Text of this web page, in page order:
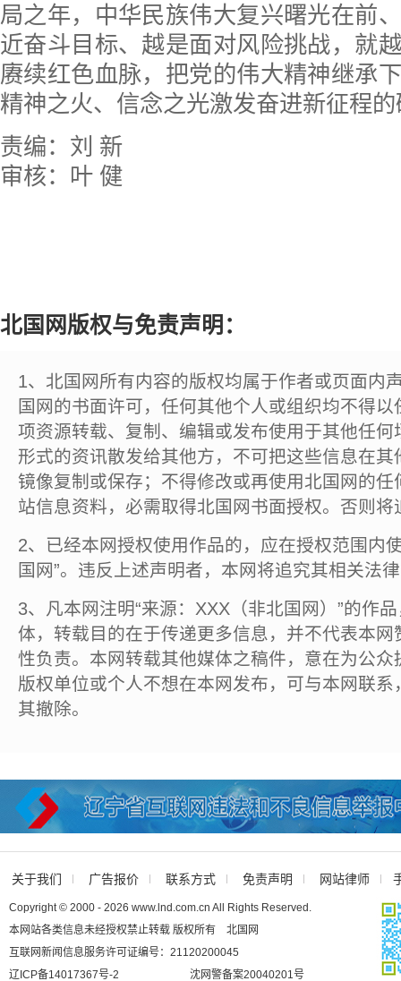
局之年，中华民族伟大复兴曙光在前
近奋斗目标、越是面对风险挑战，就
赓续红色血脉，把党的伟大精神继承
精神之火、信念之光激发奋进新征程
责编：刘 新
审核：叶 健
北国网版权与免责声明：
1、北国网所有内容的版权均属于作者或页面内
国网的书面许可，任何其他个人或组织均不得
项资源转载、复制、编辑或发布使用于其他任
形式的资讯散发给其他方，不可把这些信息在
镜像复制或保存；不得修改或再使用北国网的
站信息资料，必需取得北国网书面授权。否则将
2、已经本网授权使用作品的，应在授权范围内
国网”。违反上述声明者，本网将追究其相关法
3、凡本网注明“来源：XXX（非北国网）”的作
体，转载目的在于传递更多信息，并不代表本
性负责。本网转载其他媒体之稿件，意在为公
版权单位或个人不想在本网发布，可与本网联
其撤除。
关于我们 广告报价 联系方式 免责声明 网站律师
Copyright © 2000 - 2026 www.lnd.com.cn All Rights Reserved.
本网站各类信息未经授权禁止转载 版权所有 北国网
互联网新闻信息服务许可证编号：21120200045
辽ICP备14017367号-2
沈网警备案20040201号